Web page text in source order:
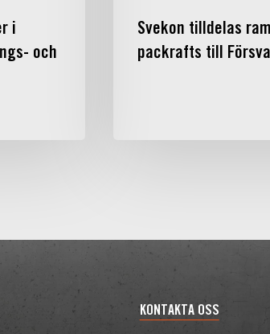
i
och
Svekon tilldelas
packrafts till
KONTAKTA OSS